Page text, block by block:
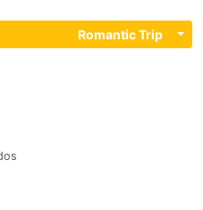
Romantic Trip